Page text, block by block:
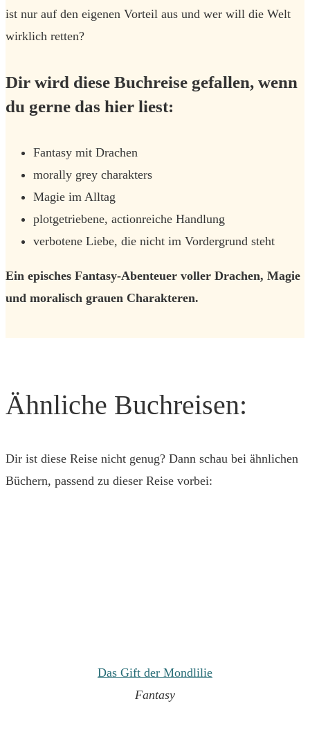
ist nur auf den eigenen Vorteil aus und wer will die Welt
wirklich retten?
Dir wird diese Buchreise gefallen, wenn
du gerne das hier liest:
Fantasy mit Drachen
morally grey charakters
Magie im Alltag
plotgetriebene, actionreiche Handlung
verbotene Liebe, die nicht im Vordergrund steht
Ein episches Fantasy-Abenteuer voller Drachen, Magie
und moralisch grauen Charakteren.
Ähnliche Buchreisen:
Dir ist diese Reise nicht genug? Dann schau bei ähnlichen
Büchern, passend zu dieser Reise vorbei:
Das Gift der Mondlilie
Fantasy